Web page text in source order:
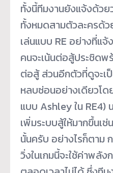
ทั้งนี้ทีมงานยังแจ้งด้วย
ทั้งหมดสามตัวละครด้
เล่นแบบ RE อย่างที่แ
คนจะเน้นต่อสู้ประชิดพ
ต่อสู้ ส่วนอีกตัวที่ดูจะเ
หลบซ่อนอย่างเดียวโด
แบบ Ashley ใน RE4)
เพิ่มระบบสู้ให้มากขึ้นเ
นั้นครับ อย่างไรก็ตาม
วิ่งในเกมนี้จะใช้ค่าพลั